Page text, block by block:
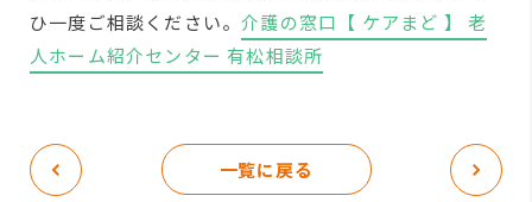
ひ一度ご相談ください。介護の窓口【 ケアまど 】 老
人ホーム紹介センター 有松相談所
一覧に戻る